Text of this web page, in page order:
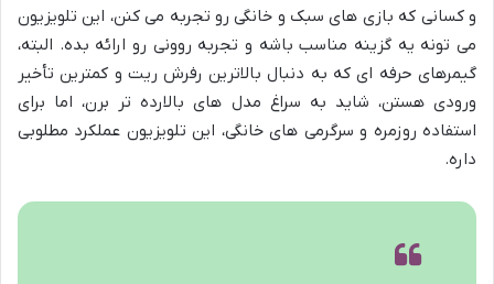
و کسانی که بازی های سبک و خانگی رو تجربه می کنن، این تلویزیون
می تونه یه گزینه مناسب باشه و تجربه روونی رو ارائه بده. البته،
گیمرهای حرفه ای که به دنبال بالاترین رفرش ریت و کمترین تأخیر
ورودی هستن، شاید به سراغ مدل های بالارده تر برن، اما برای
استفاده روزمره و سرگرمی های خانگی، این تلویزیون عملکرد مطلوبی
داره.